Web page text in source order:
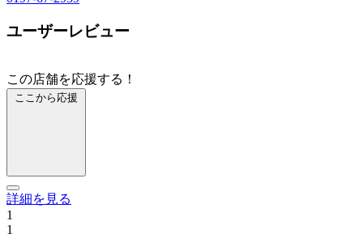
ユーザーレビュー
この店舗を応援する！
ここから応援
詳細を見る
1
1